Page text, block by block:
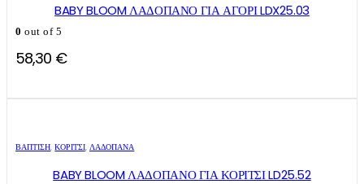
BABY BLOOM ΛΑΔΟΠΑΝΟ ΓΙΑ ΑΓΟΡΙ LDX25.03
0 out of 5
58,30 €
ΒΑΠΤΙΣΗ,ΚΟΡΊΤΣΙ, ΛΑΔΌΠΑΝΑ
BABY BLOOM ΛΑΔΟΠΑΝΟ ΓΙΑ ΚΟΡΙΤΣΙ LD25.52